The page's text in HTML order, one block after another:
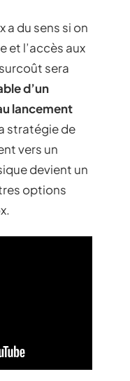
a du sens si on
et l’accès aux
sera
d’un
lancement
stratégie de
vers un
devient un
options